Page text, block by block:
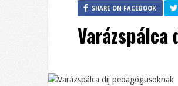
SHARE ON FACEBOOK